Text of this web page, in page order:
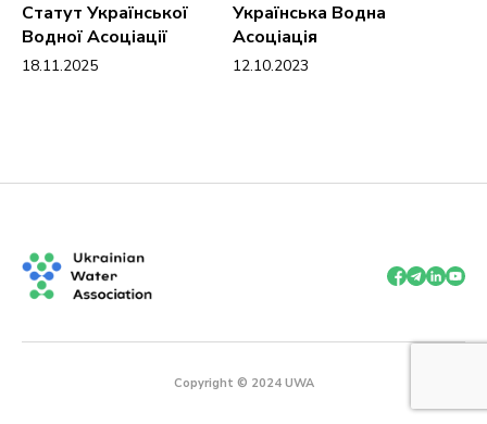
Статут Української
Водної Асоціації
18.11.2025
Українська Водна
Асоціація
12.10.2023
Copyright © 2024 UWA